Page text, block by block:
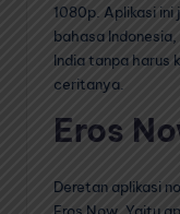
1080p. Aplikasi ini
bahasa
India tanpa harus
ceritanya.
Eros
Deretan aplikasi